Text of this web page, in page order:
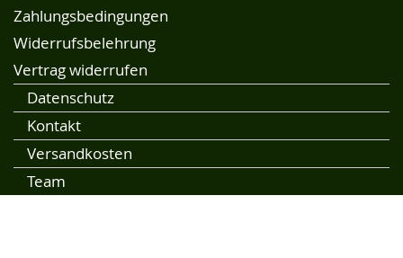
Zahlungsbedingungen
Widerrufsbelehrung
Vertrag widerrufen
Datenschutz
Kontakt
Versandkosten
Team